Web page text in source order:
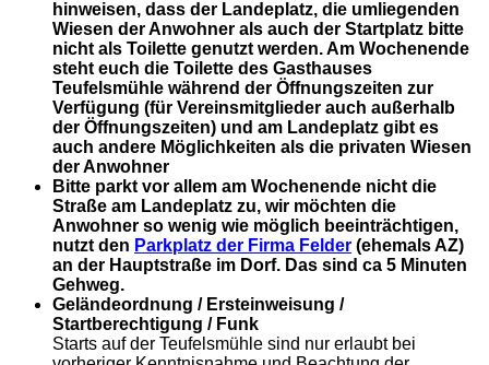
hinweisen, dass der Landeplatz, die umliegenden
Wiesen der Anwohner als auch der Startplatz bitte
nicht als Toilette genutzt werden. Am Wochenende
steht euch die Toilette des Gasthauses
Teufelsmühle während der Öffnungszeiten zur
Verfügung (für Vereinsmitglieder auch außerhalb
der Öffnungszeiten) und am Landeplatz gibt es
auch andere Möglichkeiten als die privaten Wiesen
der Anwohner
Bitte parkt vor allem am Wochenende nicht die
Straße am Landeplatz zu, wir möchten die
Anwohner so wenig wie möglich beeinträchtigen,
nutzt den Parkplatz der Firma Felder (ehemals AZ)
an der Hauptstraße im Dorf. Das sind ca 5 Minuten
Gehweg.
Geländeordnung / Ersteinweisung /
Startberechtigung / Funk
Starts auf der Teufelsmühle sind nur erlaubt bei